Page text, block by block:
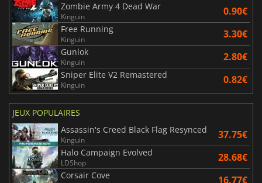
Zombie Army 4 Dead War
Kinguin 0.90€
Free Running
Kinguin 3.30€
Gunlok
Kinguin 2.80€
Sniper Elite V2 Remastered
Kinguin 0.82€
JEUX POPULAIRES
Assassin's Creed Black Flag Resynced
Kinguin 37.75€
Halo Campaign Evolved
LDShop 28.68€
Corsair Cove 16.77€